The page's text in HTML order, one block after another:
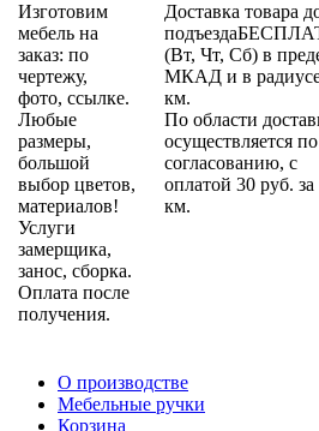
Изготовим
мебель на
заказ: по
чертежу,
фото, ссылке.
Любые
размеры,
большой
выбор цветов,
материалов!
Услуги
замерщика,
занос, сборка.
Оплата после
получения.
Доставка товара
(Вт, Чт, Сб) в
МКАД и в
км.
По области
осуществляется по
согласованию, с
оплатой 30 руб. за
км.
О производстве
Мебельные ручки
Корзина